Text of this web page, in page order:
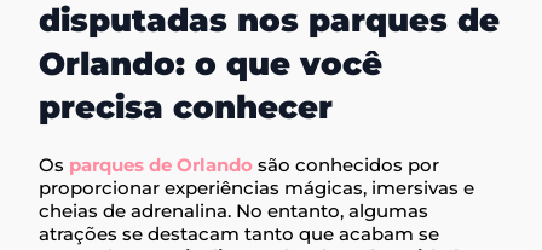
disputadas nos parques de
Orlando: o que você
precisa conhecer
Os parques de Orlando são conhecidos por
proporcionar experiências mágicas, imersivas e
cheias de adrenalina. No entanto, algumas
atrações se destacam tanto que acabam se